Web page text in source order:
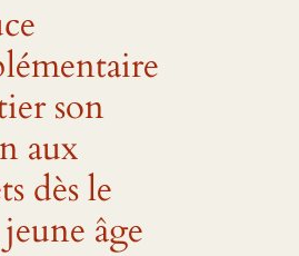
son
aux
dès le
âge